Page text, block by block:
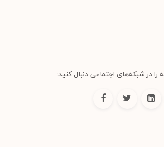
را در شبکه‌های اجتماعی دنبال کنید: